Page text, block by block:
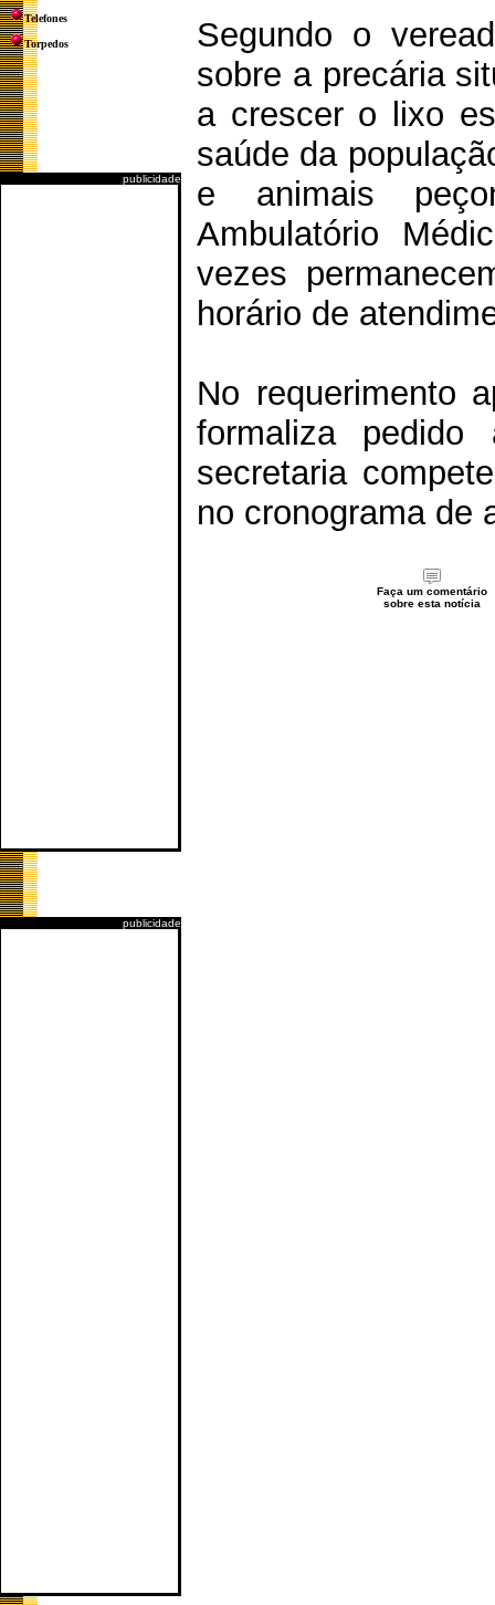
Telefones
Torpedos
publicidade
publicidade
Segundo o
sobre a precária
a crescer o lixo
saúde da
e animais
Ambulatório
vezes
horário de
No requerimento
formaliza
secretaria
no cronograma de
Faça um comentário
sobre esta notícia